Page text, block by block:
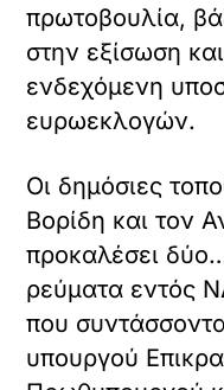
πρωτοβουλία,
στην εξίσωση
ενδεχόμενη
ευρωεκλογών.
Οι δημόσιες
Βορίδη και τον
προκαλέσει
ρεύματα εντός
που
υπουργού